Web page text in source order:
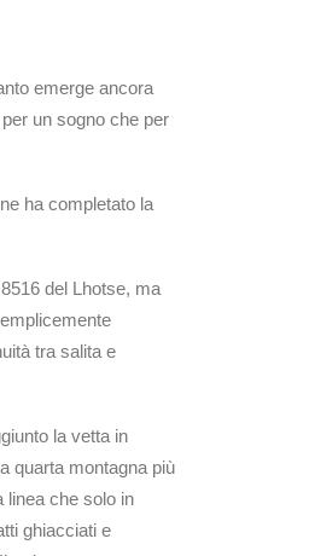
emerge ancora
un sogno che per
ha completato la
del Lhotse, ma
tra salita e
la vetta in
quarta montagna più
linea che solo in
ghiacciati e